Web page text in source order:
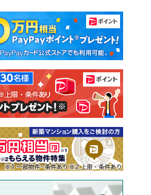
中古マンション
中古一戸建て
土地
教えて！住まいの先生